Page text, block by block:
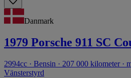
Danmark
1979 Porsche 911 SC
2994cc · Bensin · 207 000 kilometer ·
Vänsterstyrd